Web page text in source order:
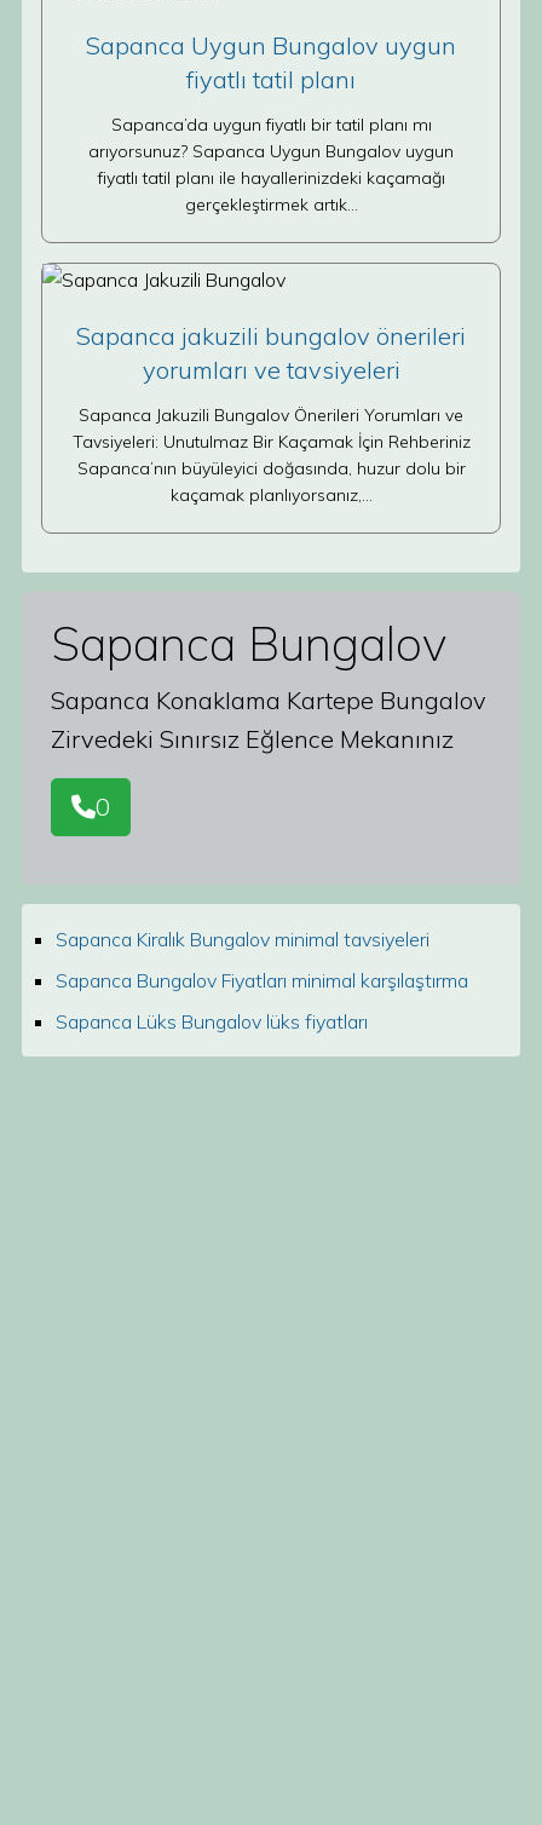
Sapanca Uygun Bungalov uygun
fiyatlı tatil planı
Sapanca’da uygun fiyatlı bir tatil planı mı
arıyorsunuz? Sapanca Uygun Bungalov uygun
fiyatlı tatil planı ile hayallerinizdeki kaçamağı
gerçekleştirmek artık…
Sapanca jakuzili bungalov önerileri
yorumları ve tavsiyeleri
Sapanca Jakuzili Bungalov Önerileri Yorumları ve
Tavsiyeleri: Unutulmaz Bir Kaçamak İçin Rehberiniz
Sapanca’nın büyüleyici doğasında, huzur dolu bir
kaçamak planlıyorsanız,…
Sapanca Bungalov
Sapanca Konaklama Kartepe Bungalov
Zirvedeki Sınırsız Eğlence Mekanınız
0
Sapanca Kiralık Bungalov minimal tavsiyeleri
Sapanca Bungalov Fiyatları minimal karşılaştırma
Sapanca Lüks Bungalov lüks fiyatları